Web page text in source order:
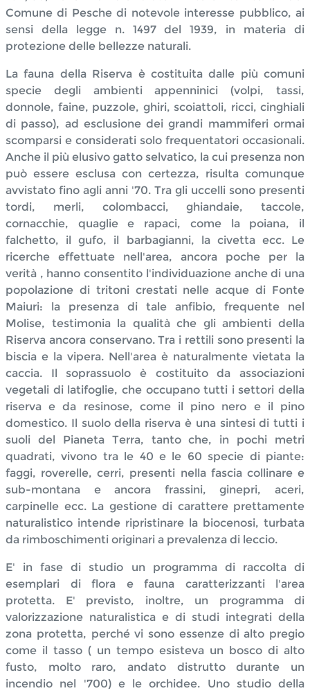
Comune di Pesche di notevole interesse pubblico, ai
sensi della legge n. 1497 del 1939, in materia di
protezione delle bellezze naturali.
La fauna della Riserva è costituita dalle più comuni
specie degli ambienti appenninici (volpi, tassi,
donnole, faine, puzzole, ghiri, scoiattoli, ricci, cinghiali
di passo), ad esclusione dei grandi mammiferi ormai
scomparsi e considerati solo frequentatori occasionali.
Anche il più elusivo gatto selvatico, la cui presenza non
può essere esclusa con certezza, risulta comunque
avvistato fino agli anni '70. Tra gli uccelli sono presenti
tordi, merli, colombacci, ghiandaie, taccole,
cornacchie, quaglie e rapaci, come la poiana, il
falchetto, il gufo, il barbagianni, la civetta ecc. Le
ricerche effettuate nell'area, ancora poche per la
verità , hanno consentito l'individuazione anche di una
popolazione di tritoni crestati nelle acque di Fonte
Maiuri: la presenza di tale anfibio, frequente nel
Molise, testimonia la qualità che gli ambienti della
Riserva ancora conservano. Tra i rettili sono presenti la
biscia e la vipera. Nell'area è naturalmente vietata la
caccia. Il soprassuolo è costituito da associazioni
vegetali di latifoglie, che occupano tutti i settori della
riserva e da resinose, come il pino nero e il pino
domestico. Il suolo della riserva è una sintesi di tutti i
suoli del Pianeta Terra, tanto che, in pochi metri
quadrati, vivono tra le 40 e le 60 specie di piante:
faggi, roverelle, cerri, presenti nella fascia collinare e
sub-montana e ancora frassini, ginepri, aceri,
carpinelle ecc. La gestione di carattere prettamente
naturalistico intende ripristinare la biocenosi, turbata
da rimboschimenti originari a prevalenza di leccio.
E' in fase di studio un programma di raccolta di
esemplari di flora e fauna caratterizzanti l'area
protetta. E' previsto, inoltre, un programma di
valorizzazione naturalistica e di studi integrati della
zona protetta, perché vi sono essenze di alto pregio
come il tasso ( un tempo esisteva un bosco di alto
fusto, molto raro, andato distrutto durante un
incendio nel '700) e le orchidee. Uno studio della